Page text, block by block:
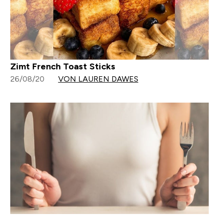
Zimt French Toast Sticks
26/08/20 VON LAUREN DAWES